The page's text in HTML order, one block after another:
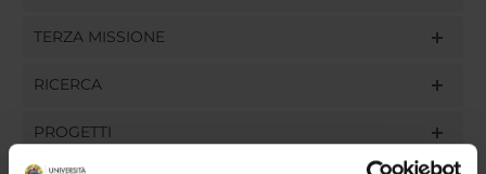
TERZA MISSIONE
RICERCA
PROGETTI